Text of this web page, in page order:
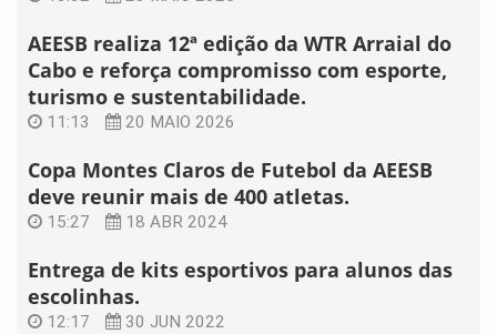
AEESB realiza 12ª edição da WTR Arraial do
Cabo e reforça compromisso com esporte,
turismo e sustentabilidade.
11:13 20 MAIO 2026
Copa Montes Claros de Futebol da AEESB
deve reunir mais de 400 atletas.
15:27 18 ABR 2024
Entrega de kits esportivos para alunos das
escolinhas.
12:17 30 JUN 2022